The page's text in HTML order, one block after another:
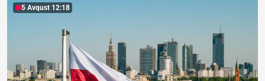
5 Avqust 12:18